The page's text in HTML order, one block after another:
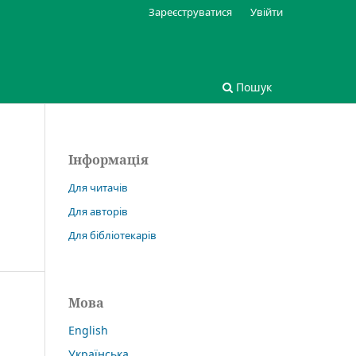
Пошук
Зареєструватися Увійти
Інформація
Для читачів
Для авторів
Для бібліотекарів
Мова
English